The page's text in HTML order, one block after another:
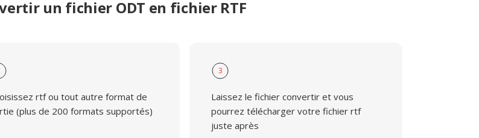
un fichier ODT en fichier RTF
rtf ou tout autre format de
(plus de 200 formats supportés)
3
Laissez le fichier convertir et vous
pourrez télécharger votre fichier rtf
juste après